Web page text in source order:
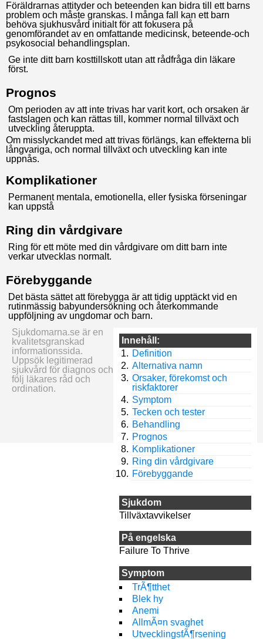
Föräldrarnas attityder och beteenden kan bidra till ett barns
problem och måste granskas. I många fall kan ett barn
behöva sjukhusvård initialt för att fokusera på
genomförandet av en omfattande medicinsk, beteende-och
psykosocial behandlingsplan.
Ge inte ditt barn kosttillskott utan att rådfråga din läkare
först.
Prognos
Om perioden av att inte trivas har varit kort, och orsaken är
fastslagen och kan rättas till, kommer normal tillväxt och
utveckling återuppta.
Om misslyckandet med att trivas förlängs, kan effekterna bli
långvariga, och normal tillväxt och utveckling kan inte
uppnås.
Komplikationer
Permanent mentala, emotionella, eller fysiska förseningar
kan uppstå
Ring din vårdgivare
Ring för ett möte med din vårdgivare om ditt barn inte
verkar utvecklas normalt.
Förebyggande
Det bästa sättet att förebygga är att tidig upptäckt vid en
rutinmässig babyundersökning och återkommande
uppföljning av ungdomar och barn.
Innehåll:
Definition
Alternativa namn
Orsaker, förekomst och
riskfaktorer
Symptom
Tecken och tester
Behandling
Prognos
Komplikationer
Ring din vårdgivare
Förebyggande
Sjukdom
Tillväxtavvikelser
På engelska
Failure To Thrive
Symptom
TrÃ¶tthet
Blek hy
Anemi
AllmÃ¤n svaghet
UtvecklingsfÃ¶rsening
Sjukdomarna.se är en
kvalitetsgranskad
informationssida.
Uppsök legitimerad
sjukvård för diagnos och
följ läkares råd och
ordination.